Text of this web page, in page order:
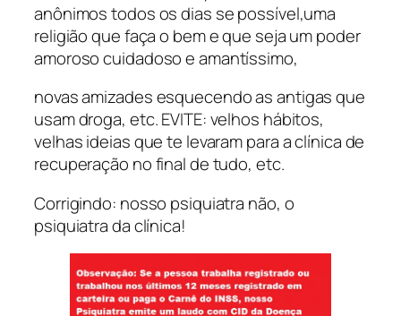
anônimos todos os dias se possível,uma
religião que faça o bem e que seja um poder
amoroso cuidadoso e amantíssimo,
novas amizades esquecendo as antigas que
usam droga, etc. EVITE: velhos hábitos,
velhas ideias que te levaram para a clínica de
recuperação no final de tudo, etc.
Corrigindo: nosso psiquiatra não, o
psiquiatra da clínica!